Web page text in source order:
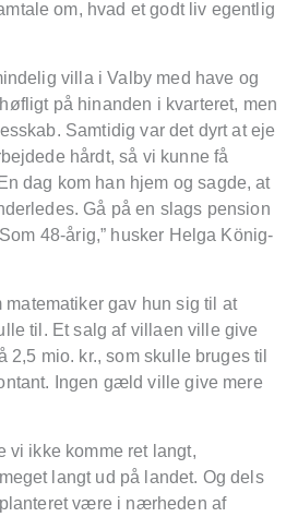
om, hvad et godt liv egentlig
villa i Valby med have og
på hinanden i kvarteret, men
Samtidig var det dyrt at eje
hårdt, så vi kunne få
dag kom han hjem og sagde, at
Gå på en slags pension
48-årig,” husker Helga König-
matematiker gav hun sig til at
til. Et salg af villaen ville give
2,5 mio. kr., som skulle bruges til
Ingen gæld ville give mere
vi ikke komme ret langt,
langt ud på landet. Og dels
være i nærheden af